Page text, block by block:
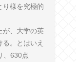
り様を究極的
が、大学の英
。とはいえ
、630点